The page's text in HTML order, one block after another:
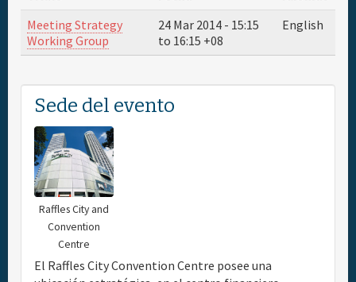
Hoteles
Información general
Meeting Strategy
Working Group
24 Mar 2014 - 15:15
to 16:15 +08
English
Sede del evento
Raffles City and
Convention
Centre
El Raffles City Convention Centre posee una